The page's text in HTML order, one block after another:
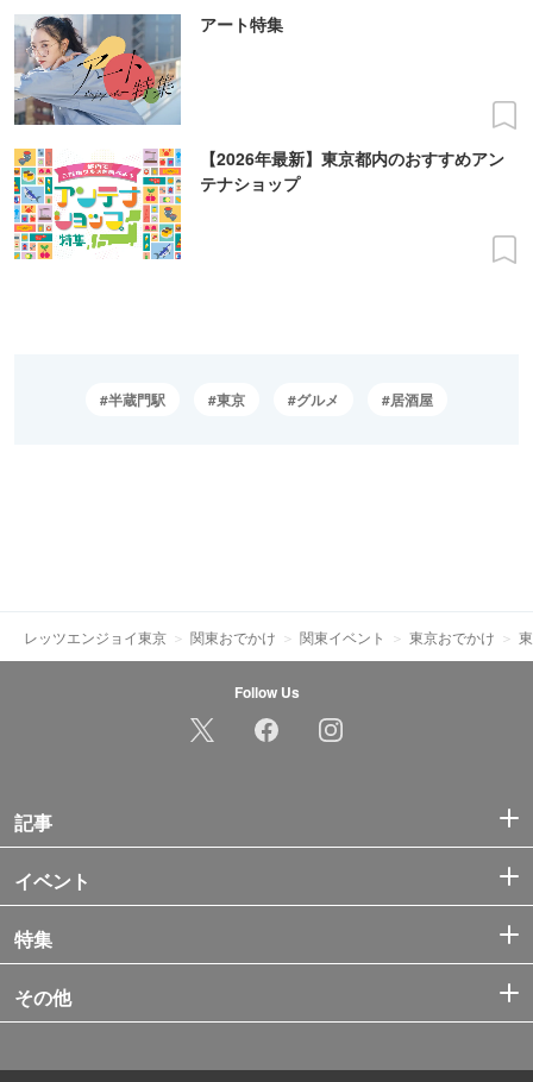
アート特集
【2026年最新】東京都内のおすすめアン
テナショップ
半蔵門駅 東京 グルメ 居酒屋
レッツエンジョイ東京 関東おでかけ 関東イベント 東京おでかけ
Follow Us
記事
イベント
特集
その他